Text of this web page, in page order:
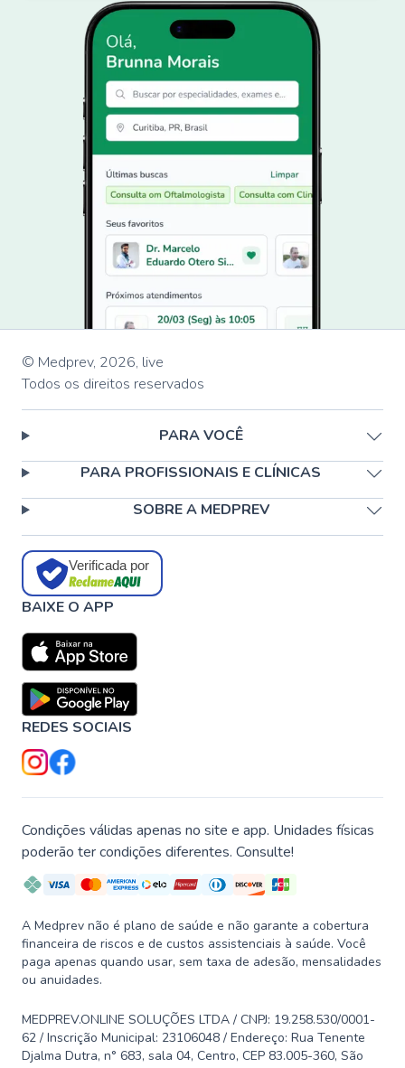
© Medprev, 2026, live
Todos os direitos reservados
PARA VOCÊ
PARA PROFISSIONAIS E CLÍNICAS
SOBRE A MEDPREV
Verificada por
BAIXE O APP
REDES SOCIAIS
Condições válidas apenas no site e app. Unidades físicas
poderão ter condições diferentes. Consulte!
A Medprev não é plano de saúde e não garante a cobertura
financeira de riscos e de custos assistenciais à saúde. Você
paga apenas quando usar, sem taxa de adesão, mensalidades
ou anuidades.
MEDPREV.ONLINE SOLUÇÕES LTDA / CNPJ: 19.258.530/0001-
62 / Inscrição Municipal: 23106048 / Endereço: Rua Tenente
Djalma Dutra, n° 683, sala 04, Centro, CEP 83.005-360, São